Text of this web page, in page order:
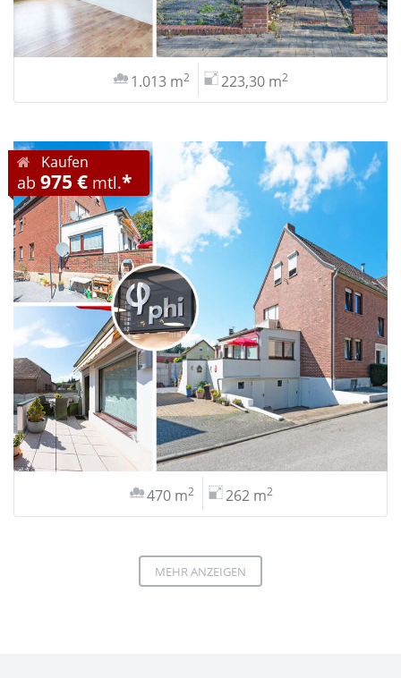
1.013 m2 223,30 m2
Kaufen
ab 975 € mtl.*
470 m2 262 m2
MEHR ANZEIGEN